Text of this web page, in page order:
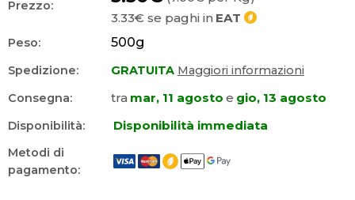
Prezzo:
3.33€ se paghi in EAT
Peso: 500g
Spedizione: GRATUITA Maggiori informazioni
Consegna:
tra mar, 11 agosto e gio, 13 agosto
Disponibilità: Disponibilità immediata
Metodi di
pagamento: